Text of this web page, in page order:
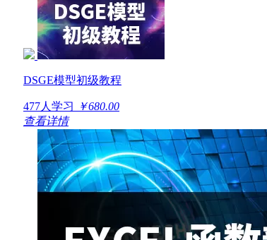
DSGE模型初级教程
477人学习
￥680.00
查看详情